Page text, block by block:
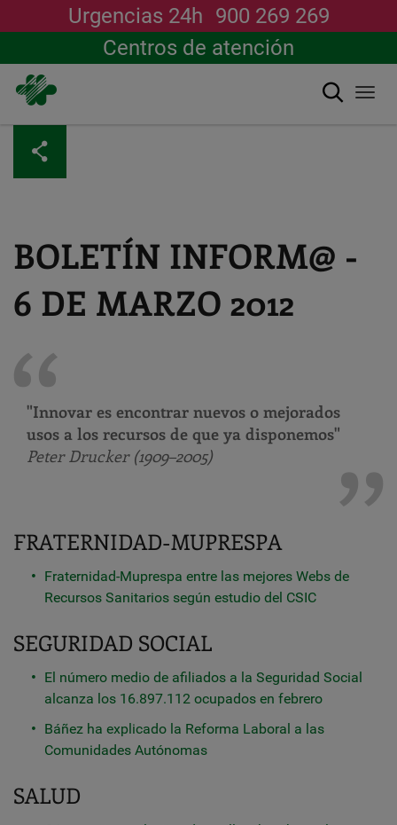
contenido
principal
Urgencias 24h 900 269 269
Centros de atención
Buscar
BOLETÍN INFORM@ -
6 DE MARZO 2012
"Innovar es encontrar nuevos o mejorados
usos a los recursos de que ya disponemos"
Peter Drucker (1909–2005)
FRATERNIDAD-MUPRESPA
Fraternidad-Muprespa entre las mejores Webs de
Recursos Sanitarios según estudio del CSIC
SEGURIDAD SOCIAL
El número medio de afiliados a la Seguridad Social
alcanza los 16.897.112 ocupados en febrero
Báñez ha explicado la Reforma Laboral a las
Comunidades Autónomas
SALUD